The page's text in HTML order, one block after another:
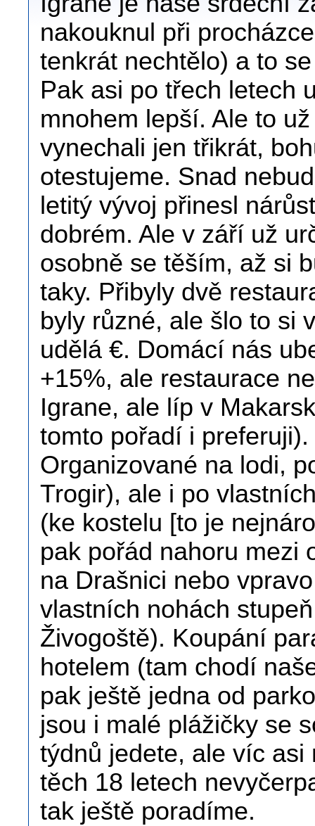
nakouknul při
tenkrát nechtělo) a to
Pak asi po třech letech
mnohem lepší. Ale to
vynechali jen třikrát,
otestujeme. Snad
letitý vývoj přinesl
dobrém. Ale v září už
osobně se těším, až si
taky. Přibyly dvě
byly různé, ale šlo to si
udělá €. Domácí nás
+15%, ale restaurace
Igrane, ale líp v
tomto pořadí i
Organizované na lodi,
Trogir), ale i po
(ke kostelu [to je
pak pořád nahoru mezi
na Drašnici nebo
vlastních nohách
Živogoště). Koupání
hotelem (tam chodí
pak ještě jedna od
jsou i malé plážičky se
týdnů jedete, ale víc
těch 18 letech
tak ještě poradíme.